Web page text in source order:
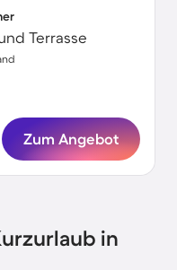
Terrasse
Zum Angebot
in